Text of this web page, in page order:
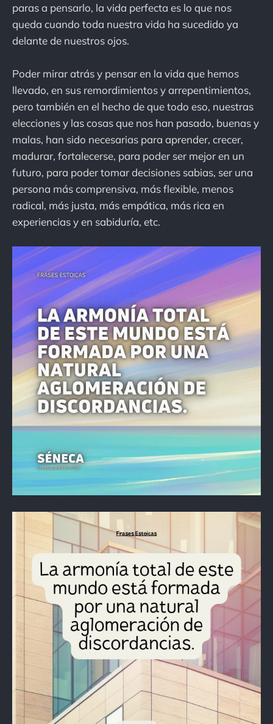
paras a pensarlo, la vida perfecta es lo que nos
queda cuando toda nuestra vida ha sucedido ya
delante de nuestros ojos.
Poder mirar atrás y pensar en la vida que hemos
llevado, en sus remordimientos y arrepentimientos,
pero también en el hecho de que todo eso, nuestras
elecciones y las cosas que nos han pasado, buenas y
malas, han sido necesarias para aprender, crecer,
madurar, fortalecerse, para poder ser mejor en un
futuro, para poder tomar decisiones sabias, ser una
persona más comprensiva, más flexible, menos
radical, más justa, más empática, más rica en
experiencias y en sabiduría, etc.